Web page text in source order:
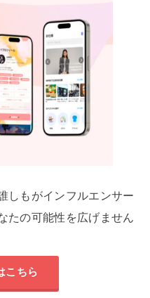
しもがインフルエンサー
たの可能性を広げません
こちら